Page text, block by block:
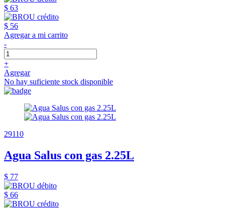
$ 63
$ 56
Agregar a mi carrito
-
+
Agregar
No hay suficiente stock disponible
29110
Agua Salus con gas 2.25L
$ 77
$ 66